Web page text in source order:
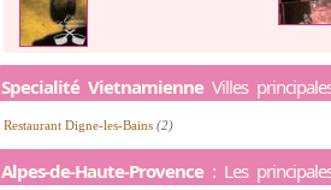
Specialité Vietnamienne Villes
Restaurant Digne-les-Bains (2)
Alpes-de-Haute-Provence : Les